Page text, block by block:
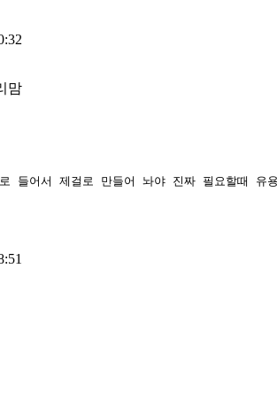
맘
로 들어서 제걸로 만들어 놔야 진짜 필요할때 유